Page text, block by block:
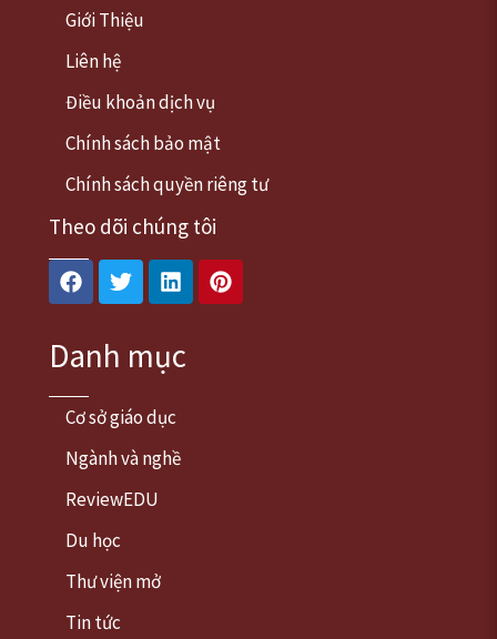
Giới Thiệu
Liên hệ
Điều khoản dịch vụ
Chính sách bảo mật
Chính sách quyền riêng tư
Theo dõi chúng tôi
FacebookTwitterLinkedinPinterest
Danh mục
Cơ sở giáo dục
Ngành và nghề
ReviewEDU
Du học
Thư viện mở
Tin tức